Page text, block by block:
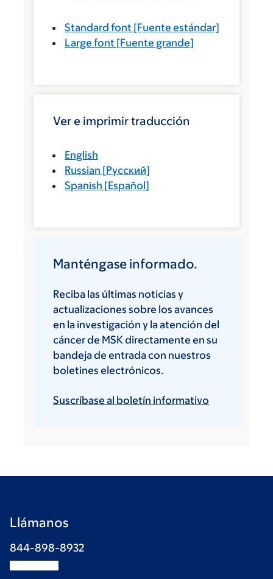
Standard font [Fuente estándar]
Large font [Fuente grande]
Ver e imprimir traducción
English
Russian [Русский]
Spanish [Español]
Manténgase informado.
Reciba las últimas noticias y
actualizaciones sobre los avances
en la investigación y la atención del
cáncer de MSK directamente en su
bandeja de entrada con nuestros
boletines electrónicos.
Suscríbase al boletín informativo
Llámanos
844-898-8932